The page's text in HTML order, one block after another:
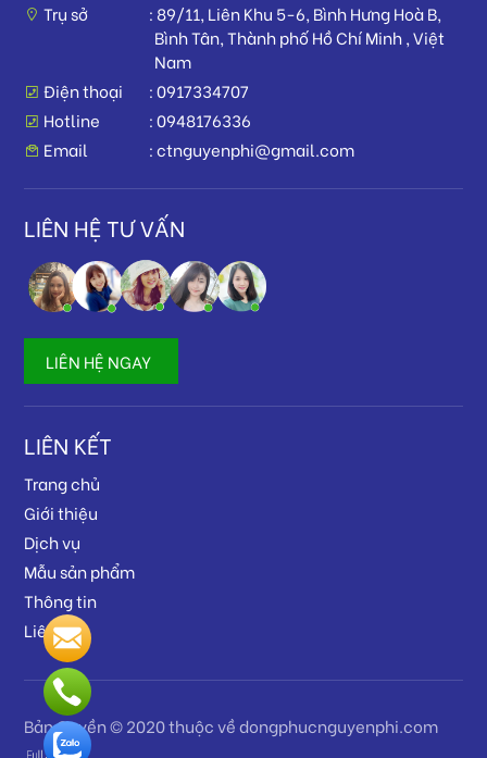
Trụ sở
89/11, Liên Khu 5-6, Bình Hưng Hoà B,
Bình Tân, Thành phố Hồ Chí Minh , Việt
Nam
Điện thoại
0917334707
Hotline
0948176336
Email
ctnguyenphi@gmail.com
LIÊN HỆ TƯ VẤN
LIÊN HỆ NGAY
LIÊN KẾT
Trang chủ
Giới thiệu
Dịch vụ
Mẫu sản phẩm
Thông tin
Liên hệ
Bản Quyền © 2020 thuộc về dongphucnguyenphi.com